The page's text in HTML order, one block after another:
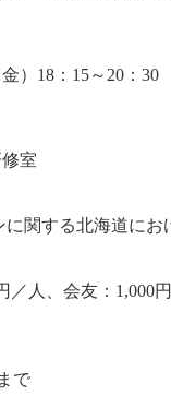
18：15～20：30
室
する北海道にお
、会友：1,000円
で